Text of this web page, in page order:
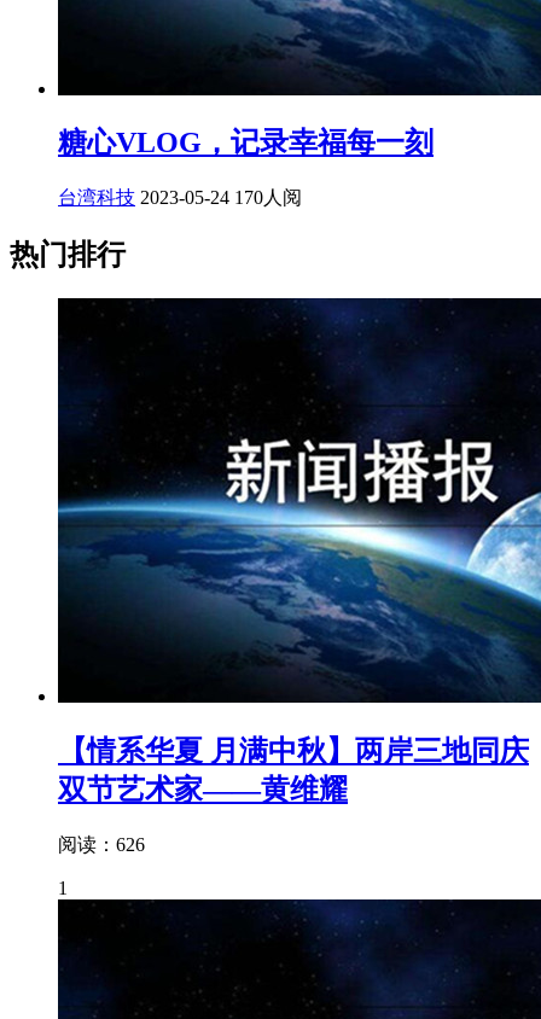
糖心VLOG，记录幸福每一刻
台湾科技 2023-05-24 170人阅
热门排行
【情系华夏 月满中秋】两岸三地同庆
双节艺术家——黄维耀
阅读：626
1